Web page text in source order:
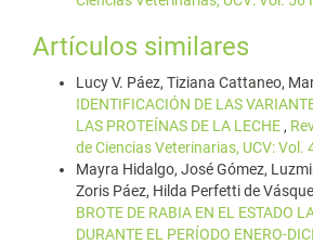
Artículos similares
Lucy V. Páez, Tiziana Cattaneo,
IDENTIFICACIÓN DE LAS
LAS PROTEÍNAS DE LA LECHE ,
de Ciencias Veterinarias, UCV: Vol.
Mayra Hidalgo, José Gómez,
Zoris Páez, Hilda Perfetti de
BROTE DE RABIA EN EL ESTADO
DURANTE EL PERÍODO ENERO-